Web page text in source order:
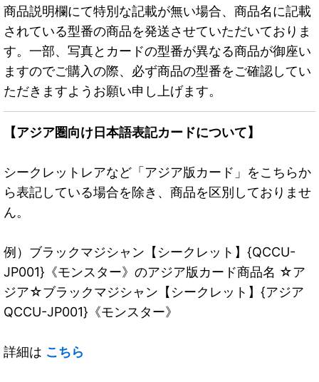
商品説明欄にて特別な記載が無い場合、商品名に記載
されている型番の商品を発送させていただいておりま
す。一部、写真とカードの型番が異なる商品が御座い
ますのでご購入の際、必ず商品の型番をご確認してい
ただきますようお願い申し上げます。
【アジア圏向け日本語表記カードについて】
シークレットレアなど「アジア版カード」をこちらか
ら表記している場合を除き、商品を区別しておりませ
ん。
例）ブラックマジシャン【シークレット】{QCCU-
JP001}《モンスター》のアジア版カード商品名 ☆ア
ジア☆ブラックマジシャン【シークレット】{アジア
QCCU-JP001}《モンスター》
詳細は こちら